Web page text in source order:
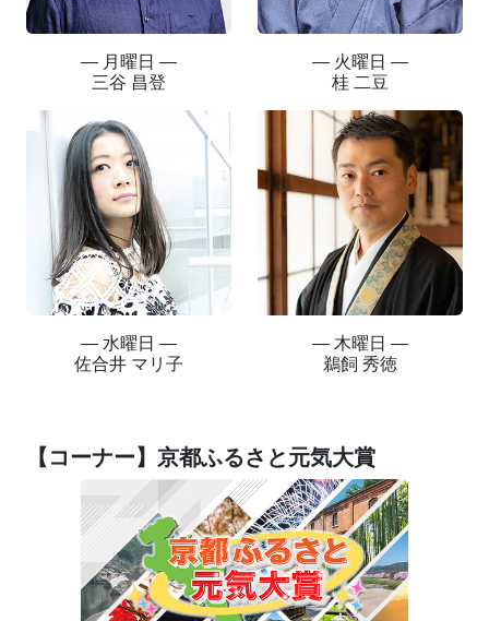
― 月曜日 ―
三谷 昌登
― 火曜日 ―
桂 二豆
― 水曜日 ―
佐合井 マリ子
― 木曜日 ―
鵜飼 秀徳
【コーナー】京都ふるさと元気大賞